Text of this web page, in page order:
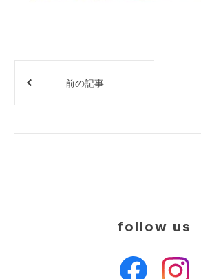
前の記事
follow us